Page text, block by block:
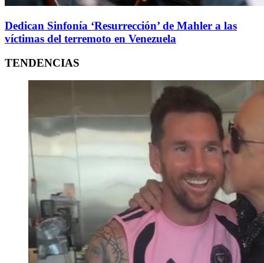
Dedican Sinfonía ‘Resurrección’ de Mahler a las
víctimas del terremoto en Venezuela
TENDENCIAS